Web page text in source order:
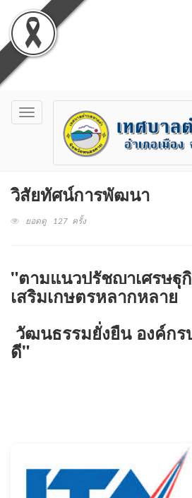
Toggle
navigation
วิสัยทัศน์การพัฒนา
ยอดดู 127 ครั้ง
"ตามแนวปรัชญาเศรษฐ
เสริมเกษตรหลากหลาย
วัฒนธรรมยั่งยืน องค์กร
ดี"